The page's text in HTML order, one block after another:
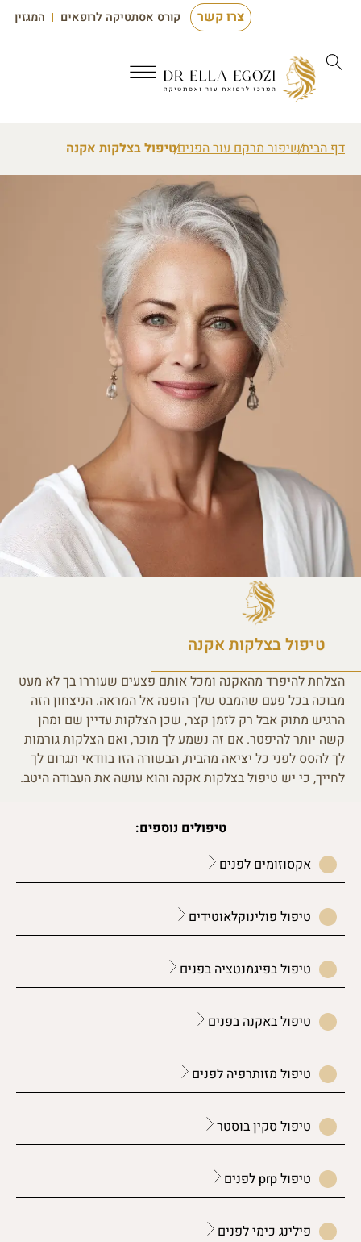
קורס אסתטיקה לרופאים המגזין צרו קשר
דף הביתשיפור מרקם עור הפניםטיפול בצלקות אקנה
טיפול בצלקות אקנה
הצלחת להיפרד מהאקנה ומכל אותם פצעים שעוררו בך לא מעט
מבוכה בכל פעם שהמבט שלך הופנה אל המראה. הניצחון הזה
הרגיש מתוק אבל רק לזמן קצר, שכן הצלקות עדיין שם ומהן
קשה יותר להיפטר. אם זה נשמע לך מוכר, ואם הצלקות גורמות
לך להסס לפני כל יציאה מהבית, הבשורה הזו בוודאי תגרום לך
לחייך, כי יש טיפול בצלקות אקנה והוא עושה את העבודה היטב.
טיפולים נוספים:
אקסוזומים לפנים
טיפול פולינוקלאוטידים
טיפול בפיגמנטציה בפנים
טיפול באקנה בפנים
טיפול מזותרפיה לפנים
טיפול סקין בוסטר
טיפול prp לפנים
פילינג כימי לפנים